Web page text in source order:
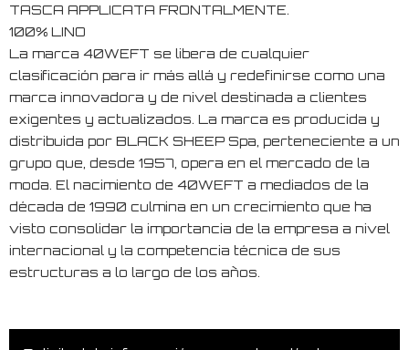
TASCA APPLICATA FRONTALMENTE.
100% LINO
La marca 40WEFT se libera de cualquier
clasificación para ir más allá y redefinirse como una
marca innovadora y de nivel destinada a clientes
exigentes y actualizados. La marca es producida y
distribuida por BLACK SHEEP Spa, perteneciente a un
grupo que, desde 1957, opera en el mercado de la
moda. El nacimiento de 40WEFT a mediados de la
década de 1990 culmina en un crecimiento que ha
visto consolidar la importancia de la empresa a nivel
internacional y la competencia técnica de sus
estructuras a lo largo de los años.